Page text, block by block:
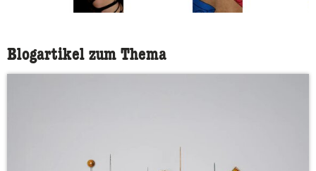
Blogartikel zum Thema